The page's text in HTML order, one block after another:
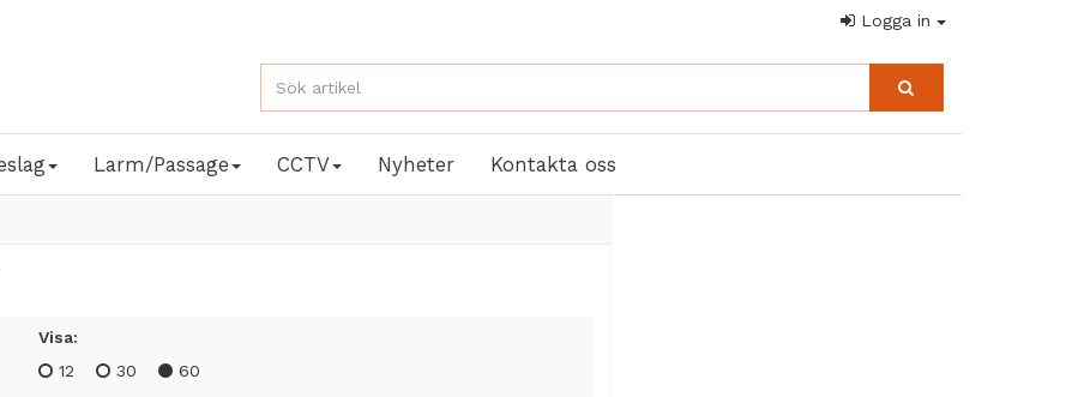
Logga in
Larm/Passage CCTV Nyheter Kontakta oss
Visa:
12
30 60